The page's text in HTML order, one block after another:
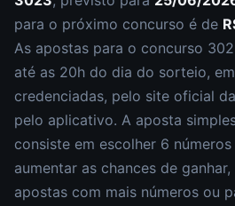
para o próximo concurso é de
As apostas para o concurso
até as 20h do dia do sorteio,
credenciadas, pelo site oficial
pelo aplicativo. A aposta
consiste em escolher 6
aumentar as chances de
apostas com mais números ou